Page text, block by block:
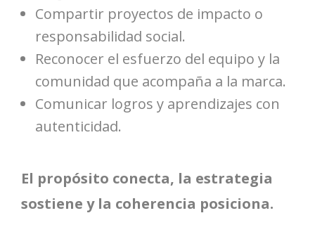
Compartir proyectos de impacto o
responsabilidad social.
Reconocer el esfuerzo del equipo y la
comunidad que acompaña a la marca.
Comunicar logros y aprendizajes con
autenticidad.
El propósito conecta, la estrategia
sostiene y la coherencia posiciona.